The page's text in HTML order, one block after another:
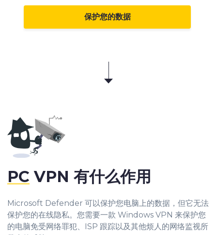
保护您的数据
PC VPN 有什么作用
Microsoft Defender 可以保护您电脑上的数据，但它无法
保护您的在线隐私。您需要一款 Windows VPN 来保护您
的电脑免受网络罪犯、ISP 跟踪以及其他烦人的网络监视所